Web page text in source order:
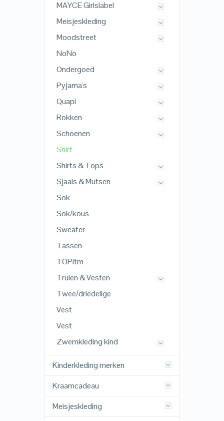
MAYCE Girlslabel
Meisjeskleding
Moodstreet
NoNo
Ondergoed
Pyjama's
Quapi
Rokken
Schoenen
Shirt
Shirts & Tops
Sjaals & Mutsen
Sok
Sok/kous
Sweater
Tassen
TOPitm
Truien & Vesten
Twee/driedelige
Vest
Vest
Zwemkleding kind
Kinderkleding merken
Kraamcadeau
Meisjeskleding